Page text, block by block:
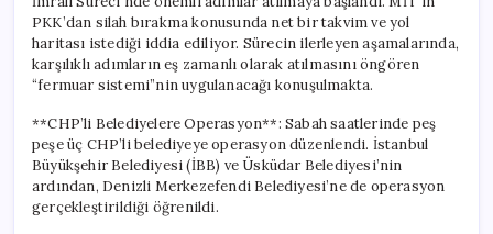
PKK’dan silah bırakma konusunda net bir takvim ve yol
haritası istediği iddia ediliyor. Sürecin ilerleyen aşamalarında,
karşılıklı adımların eş zamanlı olarak atılmasını öngören
“fermuar sistemi”nin uygulanacağı konuşulmakta.
**CHP’li Belediyelere Operasyon**: Sabah saatlerinde peş
peşe üç CHP’li belediyeye operasyon düzenlendi. İstanbul
Büyükşehir Belediyesi (İBB) ve Üsküdar Belediyesi’nin
ardından, Denizli Merkezefendi Belediyesi’ne de operasyon
gerçekleştirildiği öğrenildi.